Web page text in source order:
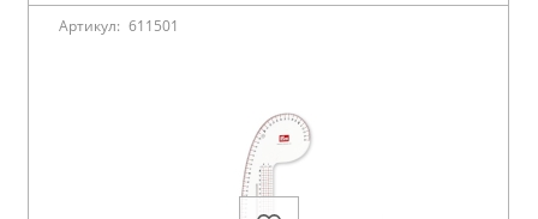
Артикул: 611501